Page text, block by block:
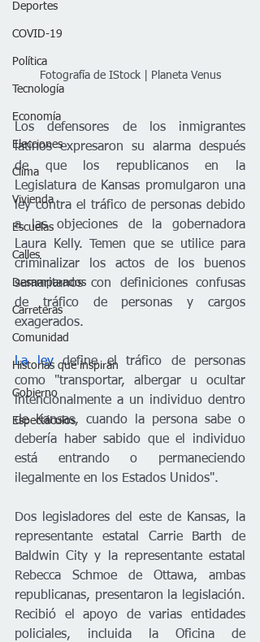
Deportes
COVID-19
Política
Tecnología
Economía
Elecciones
Clima
Vivienda
Escuelas
Calles
Desamparados
Carreteras
Comunidad
Historias que inspiran
Gobierno
Espectáculos
Fotografía de IStock | Planeta Venus
Los defensores de los inmigrantes
latinos expresaron su alarma después
de que los republicanos en la
Legislatura de Kansas promulgaron una
ley contra el tráfico de personas debido
a las objeciones de la gobernadora
Laura Kelly. Temen que se utilice para
criminalizar los actos de los buenos
samaritanos con definiciones confusas
de tráfico de personas y cargos
exagerados.
La ley define el tráfico de personas
como "transportar, albergar u ocultar
intencionalmente a un individuo dentro
de Kansas, cuando la persona sabe o
debería haber sabido que el individuo
está entrando o permaneciendo
ilegalmente en los Estados Unidos".
Dos legisladores del este de Kansas, la
representante estatal Carrie Barth de
Baldwin City y la representante estatal
Rebecca Schmoe de Ottawa, ambas
republicanas, presentaron la legislación.
Recibió el apoyo de varias entidades
policiales, incluida la Oficina de